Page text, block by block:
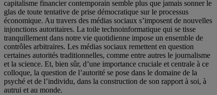
capitalisme financier contemporain semble plus que jamais sonner le
glas de toute tentative de prise démocratique sur le processus
économique. Au travers des médias sociaux s’imposent de nouvelles
injonctions autoritaires. La toile technoinformatique qui se tisse
tranquillement dans notre vie quotidienne impose un ensemble de
contrôles arbitraires. Les médias sociaux remettent en question
certaines autorités traditionnelles, comme entre autres le journalisme
et la science. Et, bien sûr, d’une importance cruciale et centrale à ce
colloque, la question de l’autorité se pose dans le domaine de la
psyché et de l’individu, dans la construction de son rapport à soi, à
autrui et au monde.